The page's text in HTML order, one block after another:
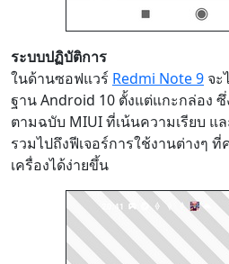
ระบบปฏิบัติการ
ในด้านซอฟแวร์ Redmi Note 9 จะ
ฐาน Android 10 ตั้งแต่แกะกล่อง
ตามฉบับ MIUI ที่เน้นความเรียบ แ
รวมไปถึงฟีเจอร์การใช้งานต่างๆ
เครื่องได้ง่ายขึ้น